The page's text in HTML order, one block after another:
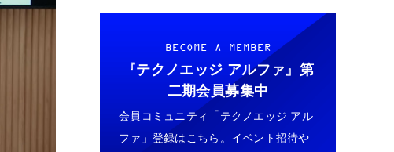
BECOME A MEMBER
『テクノエッジ アルファ』 第
二期会員募集中
会員コミュニティ「テクノエッジ アル
ファ」登録はこちら。イベント招待や